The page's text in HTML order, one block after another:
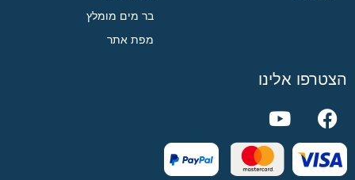
בר מים מומלץ
מפת אתר
הצטרפו אלינו